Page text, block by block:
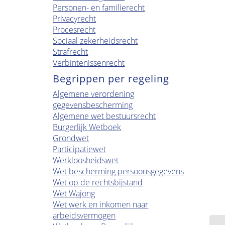
Personen- en familierecht
Privacyrecht
Procesrecht
Sociaal zekerheidsrecht
Strafrecht
Verbintenissenrecht
Begrippen per regeling
Algemene verordening
gegevensbescherming
Algemene wet bestuursrecht
Burgerlijk Wetboek
Grondwet
Participatiewet
Werkloosheidswet
Wet bescherming persoonsgegevens
Wet op de rechtsbijstand
Wet Wajong
Wet werk en inkomen naar
arbeidsvermogen